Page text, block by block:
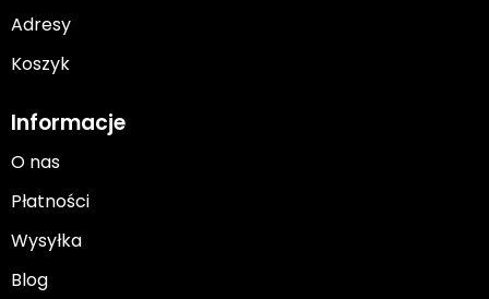
Adresy
Koszyk
Informacje
O nas
Płatności
Wysyłka
Blog